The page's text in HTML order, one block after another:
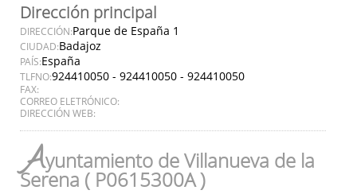
Dirección principal
DIRECCIÓN:Parque de España 1
CIUDAD:Badajoz
PAÍS:España
TLFNO:924410050 - 924410050 - 924410050
FAX:
CORREO ELETRÓNICO:
DIRECCIÓN WEB:
Ayuntamiento de Villanueva de la
Serena ( P0615300A )